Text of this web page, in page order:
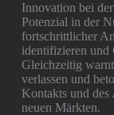
Innovation bei
Potenzial in der
fortschrittlicher
identifizieren und
Gleichzeitig
verlassen und
Kontakts und des
neuen Märkten.